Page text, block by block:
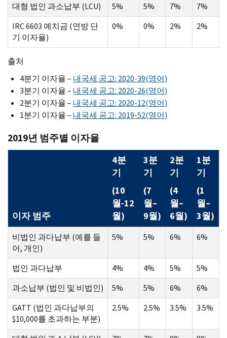
대형 법인 과소납부 (LCU) 5% 5% 7%
7%
IRC 6603 예치금 (연방 단
기 이자율)
0% 0% 2% 2%
출처
4분기 이자율 – 내국세 공고: 2020-39(영어)
3분기 이자율 – 내국세 공고: 2020-26(영어)
2분기 이자율 – 내국세 공고: 2020-12(영어)
1분기 이자율 – 내국세 공고: 2019-52(영어)
2019년 범주별 이자율
이자 범주
4분
기
(10
월-12
월)
3분
기
(7
월–
9월)
2분
기
(4
월–
6월)
1분
기
(1
월–
3월)
비법인 과다납부 (예를 들
어, 개인)
5% 5% 6% 6%
법인 과다납부 4% 4% 5%
5%
과소납부 (법인 및 비법인)
5% 5% 6%
6%
GATT (법인 과다납부의
$10,000를 초과하는 부분)
2.5% 2.5% 3.5% 3.5%